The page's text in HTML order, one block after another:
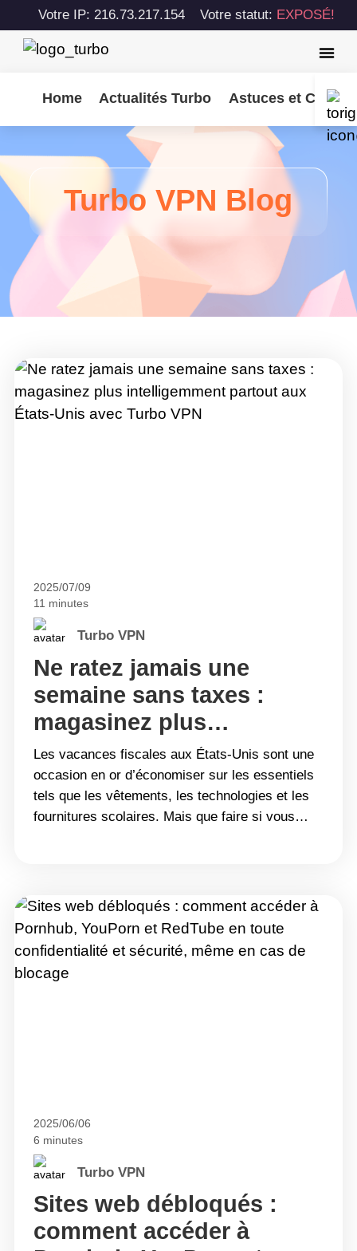
Votre IP: 216.73.217.154 Votre statut: EXPOSÉ!
Home Actualités Turbo Astuces et
Turbo VPN Blog
2025/07/09
11 minutes
Turbo VPN
Ne ratez jamais une
semaine sans taxes :
magasinez plus
intelligemment partout
aux États-Unis avec Turbo
VPN
Les vacances fiscales aux États-Unis sont une
occasion en or d’économiser sur les essentiels
tels que les vêtements, les technologies et les
fournitures scolaires. Mais que faire si vous
vous près d’une&hellip; Continue reading Ne
ratez jamais une semaine sans taxes :
magasinez plus intelligemment partout aux
États-Unis avec Turbo VPN
2025/06/06
6 minutes
Turbo VPN
Sites web débloqués :
comment accéder à